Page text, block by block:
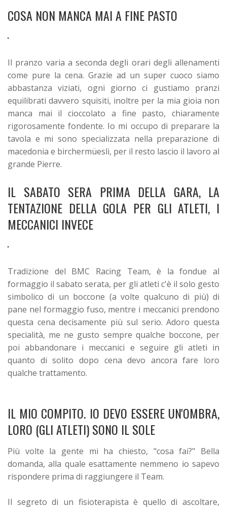
COSA NON MANCA MAI A FINE PASTO
Il pranzo varia a seconda degli orari degli allenamenti
come pure la cena. Grazie ad un super cuoco siamo
abbastanza viziati, ogni giorno ci gustiamo pranzi
equilibrati davvero squisiti, inoltre per la mia gioia non
manca mai il cioccolato a fine pasto, chiaramente
rigorosamente fondente. Io mi occupo di preparare la
tavola e mi sono specializzata nella preparazione di
macedonia e birchermüesli, per il resto lascio il lavoro al
grande Pierre.
IL SABATO SERA PRIMA DELLA GARA, LA
TENTAZIONE DELLA GOLA PER GLI ATLETI, I
MECCANICI INVECE
Tradizione del BMC Racing Team, è la fondue al
formaggio il sabato serata, per gli atleti c'è il solo gesto
simbolico di un boccone (a volte qualcuno di più) di
pane nel formaggio fuso, mentre i meccanici prendono
questa cena decisamente più sul serio. Adoro questa
specialità, me ne gusto sempre qualche boccone, per
poi abbandonare i meccanici e seguire gli atleti in
quanto di solito dopo cena devo ancora fare loro
qualche trattamento.
IL MIO COMPITO. IO DEVO ESSERE UN'OMBRA,
LORO (GLI ATLETI) SONO IL SOLE
Più volte la gente mi ha chiesto, "cosa fai?" Bella
domanda, alla quale esattamente nemmeno io sapevo
rispondere prima di raggiungere il Team.
Il segreto di un fisioterapista è quello di ascoltare,